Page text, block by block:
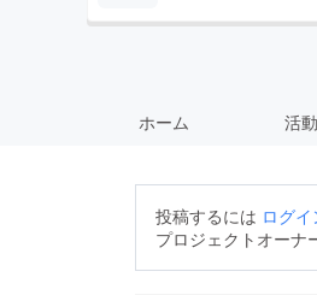
ホーム 活
投稿するには ログイ
プロジェクトオーナ